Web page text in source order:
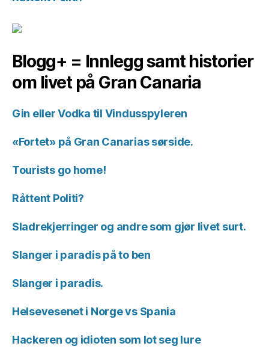
Blogg+ = Innlegg samt historier
om livet på Gran Canaria
Gin eller Vodka til Vindusspyleren
«Fortet» på Gran Canarias sørside.
Tourists go home!
Råttent Politi?
Sladrekjerringer og andre som gjør livet surt.
Slanger i paradis på to ben
Slanger i paradis.
Helsevesenet i Norge vs Spania
Hackeren og idioten som lot seg lure